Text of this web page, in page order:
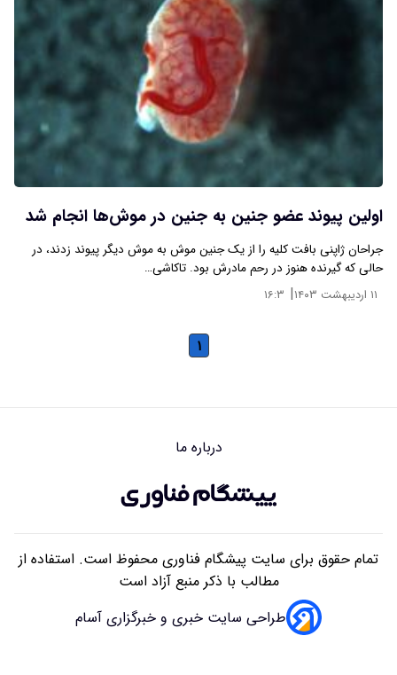
اولین پیوند عضو جنین به جنین در موش‌ها انجام شد
جراحان ژاپنی بافت کلیه را از یک جنین موش به موش دیگر پیوند زدند، در
حالی که گیرنده هنوز در رحم مادرش بود. تاکاشی…
۱۱ اردیبهشت ۱۴۰۳ | ۱۶:۳
۱
درباره ما
تمام حقوق برای سایت پیشگام فناوری محفوظ است. استفاده از
مطالب با ذکر منبع آزاد است
طراحی سایت خبری و خبرگزاری آسام